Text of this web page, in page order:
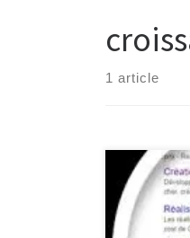
1 article
Prix
Déterminer